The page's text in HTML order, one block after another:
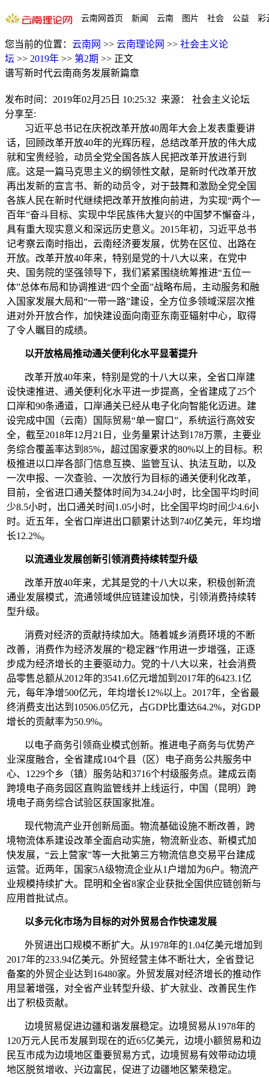
云南网首页 新闻 云南 图片 社会 公益 彩
您当前的位置： 云南网 >> 云南理论网 >> 社会主义论
坛 >> 2019年 >> 第2期 >> 正文
谱写新时代云南商务发展新篇章
发布时间： 2019年02月25日 10:25:32 来源：
社会主义论坛
分享至:
习近平总书记在庆祝改革开放40周年大会上发表重要讲
话，回顾改革开放40年的光辉历程，总结改革开放的伟大成
就和宝贵经验，动员全党全国各族人民把改革开放进行到
底。这是一篇马克思主义的纲领性文献，是新时代改革开放
再出发新的宣言书、新的动员令，对于鼓舞和激励全党全国
各族人民在新时代继续把改革开放推向前进，为实现“两个一
百年”奋斗目标、实现中华民族伟大复兴的中国梦不懈奋斗，
具有重大现实意义和深远历史意义。2015年初，习近平总书
记考察云南时指出，云南经济要发展，优势在区位、出路在
开放。改革开放40年来，特别是党的十八大以来，在党中
央、国务院的坚强领导下，我们紧紧围绕统筹推进“五位一
体”总体布局和协调推进“四个全面”战略布局，主动服务和融
入国家发展大局和“一带一路”建设，全方位多领域深层次推
进对外开放合作，加快建设面向南亚东南亚辐射中心，取得
了令人瞩目的成绩。
以开放格局推动通关便利化水平显著提升
改革开放40年来，特别是党的十八大以来，全省口岸建
设快速推进、通关便利化水平进一步提高，全省建成了25个
口岸和90条通道，口岸通关已经从电子化向智能化迈进。建
设完成中国（云南）国际贸易“单一窗口”，系统运行高效安
全，截至2018年12月21日，业务量累计达到178万票，主要业
务综合覆盖率达到85%，超过国家要求的80%以上的目标。积
极推进以口岸各部门信息互换、监管互认、执法互助，以及
一次申报、一次查验、一次放行为目标的通关便利化改革，
目前，全省进口通关整体时间为34.24小时，比全国平均时间
少8.5小时，出口通关时间1.05小时，比全国平均时间少4.6小
时。近五年，全省口岸进出口额累计达到740亿美元，年均增
长12.2%。
以流通业发展创新引领消费持续转型升级
改革开放40年来，尤其是党的十八大以来，积极创新流
通业发展模式，流通领域供应链建设加快，引领消费持续转
型升级。
消费对经济的贡献持续加大。随着城乡消费环境的不断
改善，消费作为经济发展的“稳定器”作用进一步增强，正逐
步成为经济增长的主要驱动力。党的十八大以来，社会消费
品零售总额从2012年的3541.6亿元增加到2017年的6423.1亿
元，每年净增500亿元，年均增长12%以上。2017年，全省最
终消费支出达到10506.05亿元，占GDP比重达64.2%，对GDP
增长的贡献率为50.9%。
以电子商务引领商业模式创新。推进电子商务与优势产
业深度融合，全省建成104个县（区）电子商务公共服务中
心、1229个乡（镇）服务站和3716个村级服务点。建成云南
跨境电子商务园区直购监管线并上线运行，中国（昆明）跨
境电子商务综合试验区获国家批准。
现代物流产业开创新局面。物流基础设施不断改善，跨
境物流体系建设改革全面启动实施，物流新业态、新模式加
快发展，“云上营家”等一大批第三方物流信息交易平台建成
运营。近两年，国家5A级物流企业从1户增加为6户。物流产
业规模持续扩大。昆明和全省8家企业获批全国供应链创新与
应用首批试点。
以多元化市场为目标的对外贸易合作快速发展
外贸进出口规模不断扩大。从1978年的1.04亿美元增加到
2017年的233.94亿美元。外贸经营主体不断壮大，全省登记
备案的外贸企业达到16480家。外贸发展对经济增长的推动作
用显著增强，对全省产业转型升级、扩大就业、改善民生作
出了积极贡献。
边境贸易促进边疆和谐发展稳定。边境贸易从1978年的
120万元人民币发展到现在的近65亿美元，边境小额贸易和边
民互市成为边境地区重要贸易方式，边境贸易有效带动边境
地区脱贫增收、兴边富民，促进了边疆地区繁荣稳定。